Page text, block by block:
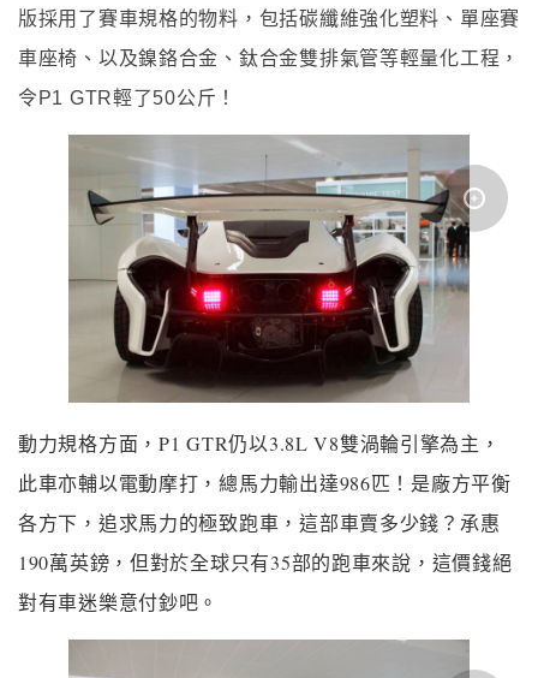
版採用了賽車規格的物料，包括碳纖維強化塑料、單座賽
車座椅、以及鎳鉻合金、鈦合金雙排氣管等輕量化工程，
令P1 GTR輕了50公斤！
動力規格方面，P1 GTR仍以3.8L V8雙渦輪引擎為主，
此車亦輔以電動摩打，總馬力輸出達986匹！是廠方平衡
各方下，追求馬力的極致跑車，這部車賣多少錢？承惠
190萬英鎊，但對於全球只有35部的跑車來說，這價錢絕
對有車迷樂意付鈔吧。